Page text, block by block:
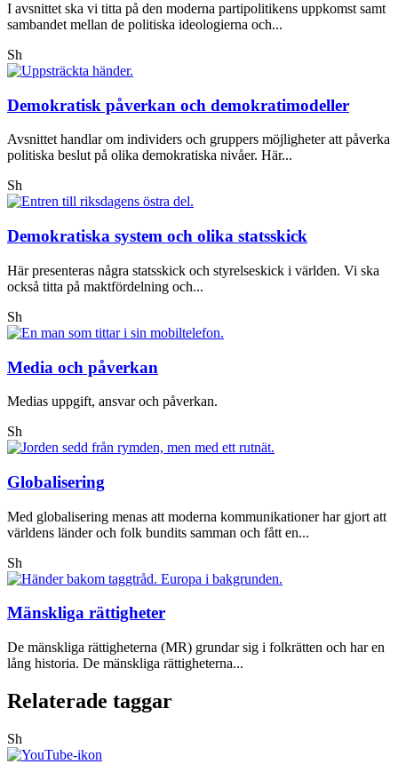
I avsnittet ska vi titta på den moderna partipolitikens uppkomst samt
sambandet mellan de politiska ideologierna och...
Sh
Demokratisk påverkan och demokratimodeller
Avsnittet handlar om individers och gruppers möjligheter att påverka
politiska beslut på olika demokratiska nivåer. Här...
Sh
Demokratiska system och olika statsskick
Här presenteras några statsskick och styrelseskick i världen. Vi ska
också titta på maktfördelning och...
Sh
Media och påverkan
Medias uppgift, ansvar och påverkan.
Sh
Globalisering
Med globalisering menas att moderna kommunikationer har gjort att
världens länder och folk bundits samman och fått en...
Sh
Mänskliga rättigheter
De mänskliga rättigheterna (MR) grundar sig i folkrätten och har en
lång historia. De mänskliga rättigheterna...
Relaterade taggar
Sh